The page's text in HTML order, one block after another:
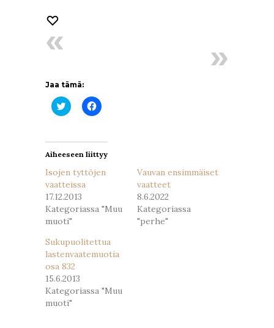
Jaa tämä:
Jaa
Twitterissä(Avautuu
Jaa
Facebookissa(Avautuu
Aiheeseen liittyy
Isojen tyttöjen
vaatteissa
17.12.2013
Kategoriassa "Muu
muoti"
Vauvan ensimmäiset
vaatteet
8.6.2022
Kategoriassa
"perhe"
Sukupuolitettua
lastenvaatemuotia
osa 832
15.6.2013
Kategoriassa "Muu
muoti"